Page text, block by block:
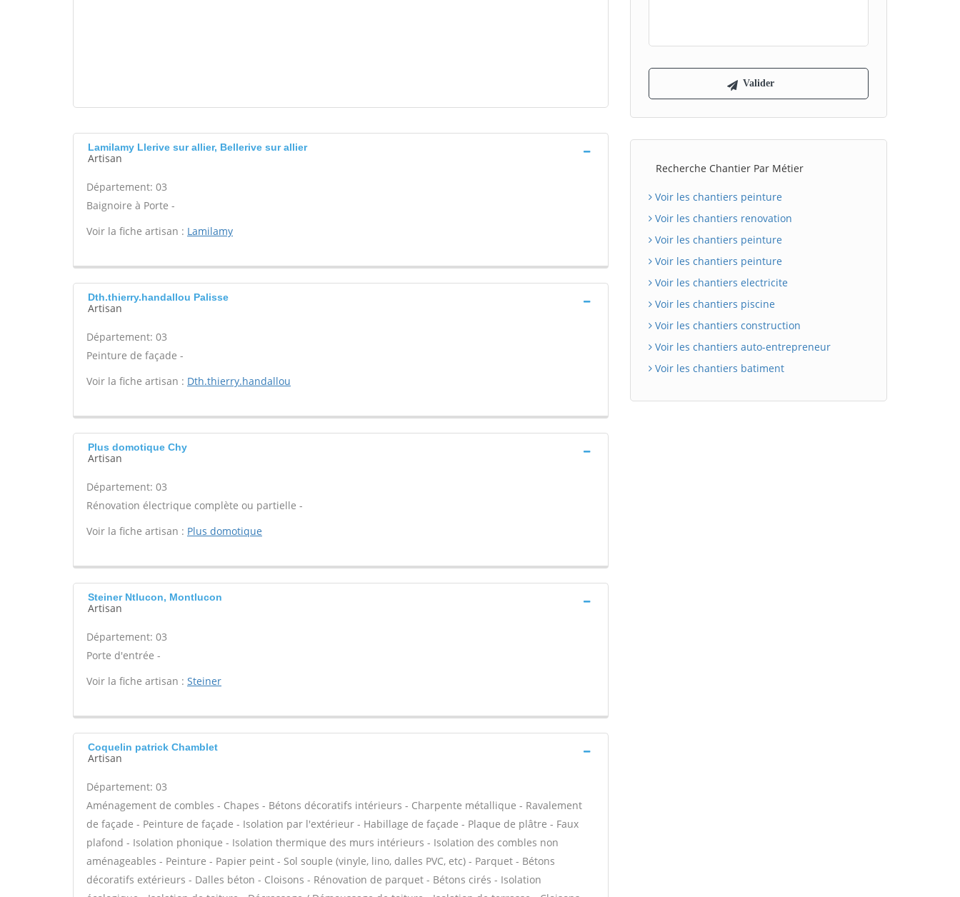
Lamilamy Llerive sur allier, Bellerive sur allier
Artisan
Département: 03
Baignoire à Porte -
Voir la fiche artisan : Lamilamy
Dth.thierry.handallou Palisse
Artisan
Département: 03
Peinture de façade -
Voir la fiche artisan : Dth.thierry.handallou
Plus domotique Chy
Artisan
Département: 03
Rénovation électrique complète ou partielle -
Voir la fiche artisan : Plus domotique
Steiner Ntlucon, Montlucon
Artisan
Département: 03
Porte d'entrée -
Voir la fiche artisan : Steiner
Coquelin patrick Chamblet
Artisan
Département: 03
Aménagement de combles - Chapes - Bétons décoratifs intérieurs - Charpente métallique - Ravalement
de façade - Peinture de façade - Isolation par l'extérieur - Habillage de façade - Plaque de plâtre - Faux
plafond - Isolation phonique - Isolation thermique des murs intérieurs - Isolation des combles non
aménageables - Peinture - Papier peint - Sol souple (vinyle, lino, dalles PVC, etc) - Parquet - Bétons
décoratifs extérieurs - Dalles béton - Cloisons - Rénovation de parquet - Bétons cirés - Isolation
Recherche Chantier Par Métier
Voir les chantiers peinture
Voir les chantiers renovation
Voir les chantiers peinture
Voir les chantiers peinture
Voir les chantiers electricite
Voir les chantiers piscine
Voir les chantiers construction
Voir les chantiers auto-entrepreneur
Voir les chantiers batiment